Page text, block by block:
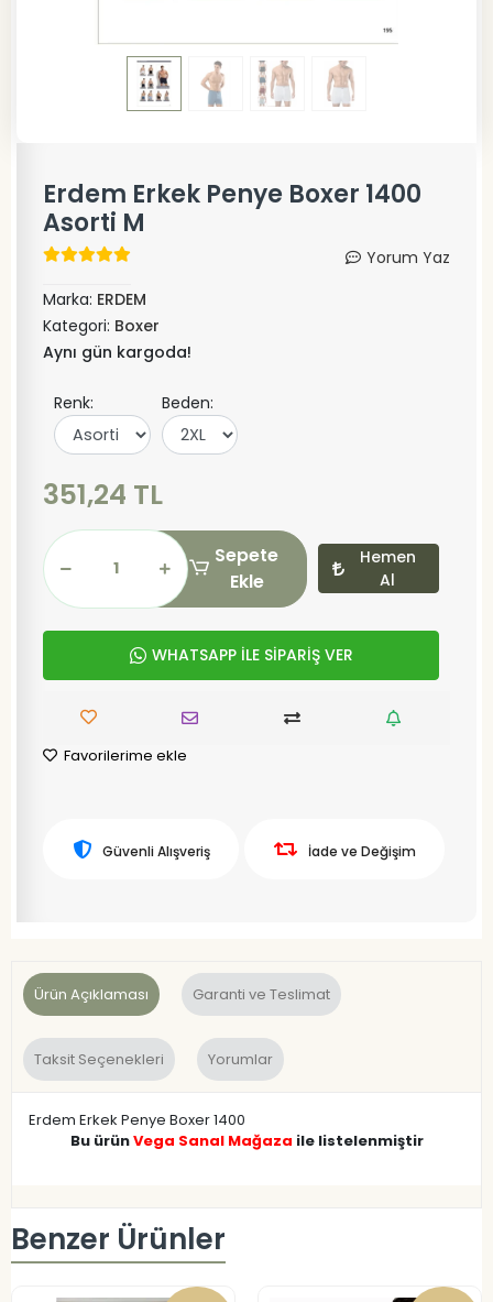
Erdem Erkek Penye Boxer 1400
Asorti M
Yorum Yaz
Marka: ERDEM
Kategori: Boxer
Aynı gün kargoda!
Renk: Beden:
351,24 TL
Sepete
Ekle
Hemen
Al
WHATSAPP İLE SİPARİŞ VER
Favorilerime ekle
Güvenli Alışveriş İade ve Değişim
Ürün Açıklaması Garanti ve Teslimat
Taksit Seçenekleri Yorumlar
Erdem Erkek Penye Boxer 1400
Bu ürünVega Sanal Mağaza ile listelenmiştir
Benzer Ürünler